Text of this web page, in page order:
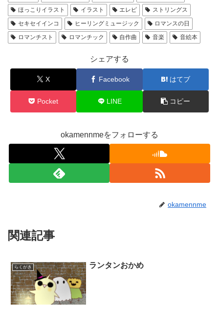
ほっこりイラスト
イラスト エレピ
ストリングス
セキセイインコ
ヒーリングミュージック
ロマンスの日
ロマンチスト
ロマンチック 自作曲 音楽 音絵本
シェアする
X Facebook はてブ
Pocket LINE コピー
okamennmeをフォローする
okamennme
関連記事
らくがき ランタンおかめ